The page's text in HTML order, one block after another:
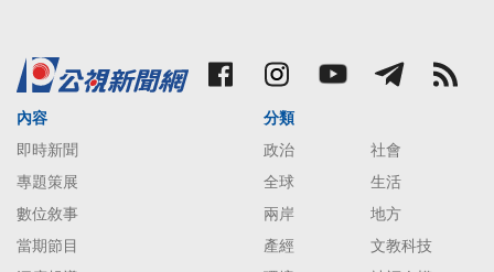
內容
即時新聞
專題策展
數位敘事
當期節目
分類
政治
社會
全球
生活
兩岸
地方
產經
文教科技